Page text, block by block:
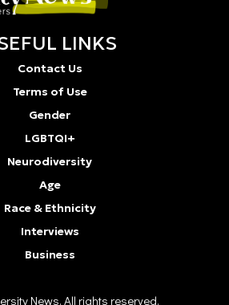
LINKS
Contact Us
Terms of Use
Gender
LGBTQI+
Neurodiversity
Age
Race & Ethnicity
Interviews
Business
Νews. All rights reserved.